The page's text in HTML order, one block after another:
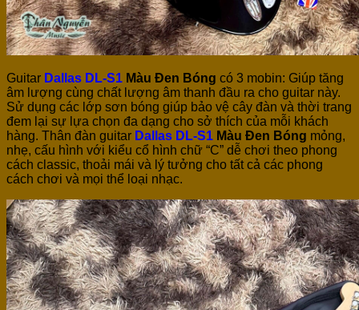
Guitar Dallas DL-S1 Màu Đen Bóng có 3 mobin: Giúp tăng
âm lượng cùng chất lượng âm thanh đầu ra cho guitar này.
Sử dụng các lớp sơn bóng giúp bảo vệ cây đàn và thời trang
đem lại sự lựa chọn đa dạng cho sở thích của mỗi khách
hàng. Thân đàn guitar Dallas DL-S1 Màu Đen Bóng mỏng,
nhẹ, cấu hình với kiểu cổ hình chữ “C” dễ chơi theo phong
cách classic, thoải mái và lý tưởng cho tất cả các phong
cách chơi và mọi thể loại nhạc.